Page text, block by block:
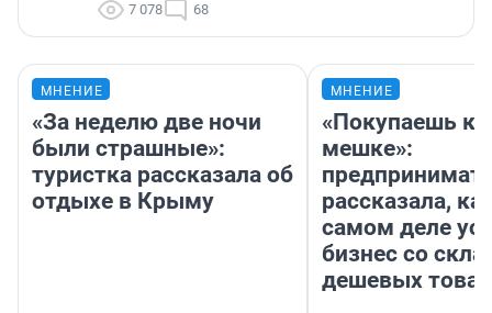
7 078 68
МНЕНИЕ
«За неделю две ночи
были страшные»:
туристка рассказала об
отдыхе в Крыму
МНЕНИЕ
«Покупаешь
мешке»:
рассказала,
самом деле
бизнес со
дешевых